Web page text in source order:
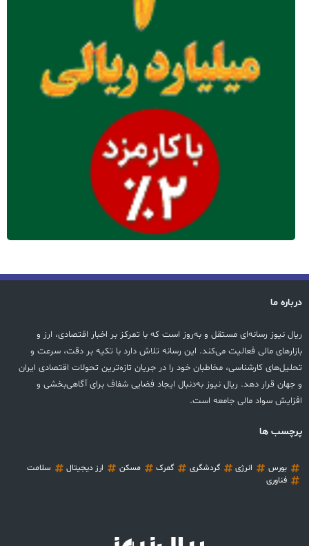
درباره ما
ریال نیوز رسانه‌ای مستقل و به‌روز است که با تمرکز بر اخبار اقتصادی، ارز و
بازارهای مالی فعالیت می‌کند. این رسانه تلاش دارد با تکیه بر دقت، سرعت و
تحلیل‌های کارشناسی، مخاطبان خود را در جریان تازه‌ترین تحولات اقتصادی ایران
و جهان قرار دهد. ریال نیوز به‌دنبال ایجاد فضایی شفاف برای آگاهی‌بخشی و
افزایش سواد مالی جامعه است.
پرچسب ها
بورس انرژی گردشگری گمرک مسکن ارز دیجیتال
سلامت
فناوری